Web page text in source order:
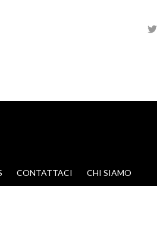
CONTATTACI CHI SIAMO